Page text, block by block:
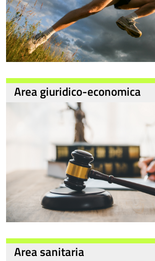
Area giuridico-economica
Area sanitaria